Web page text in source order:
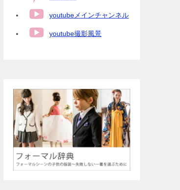
youtubeメインチャンネル
youtube撮影風景